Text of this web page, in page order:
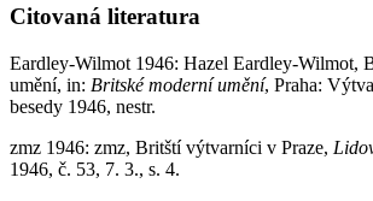
Citovaná literatura
Eardley-Wilmot 1946: Hazel Eardley-Wilmot,
umění, in: Britské moderní umění, Praha:
besedy 1946, nestr.
zmz 1946: zmz, Britští výtvarníci v Praze,
1946, č. 53, 7. 3., s. 4.